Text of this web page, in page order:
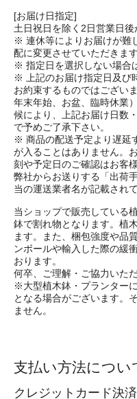
[お届け日指定]
土日祝日を除く2日営業日後
※ 連休等によりお届けが難
配に変更させていただきます
※ 指定日を選択しない場合
※ 上記のお届け指定日及び
お約束するものではござい
年末年始、お盆、臨時休業
候により、上記お届け日数
で予めご了承下さい。
※ 商品の配送予定より遅延
が入ることはありません。
刻や予定日のご確認はお客
弊社からお送りする「出荷
当の運送業者名が記載され
当ショップで販売している
鉢で割れ物となります。植
ます。また、梱包強度や品
ンボールや輸入した際の緩
おります。
何卒、ご理解・ご協力いた
※大型植木鉢・プランター
となる場合がございます。
ません。
支払い方法につい
クレジットカード決済